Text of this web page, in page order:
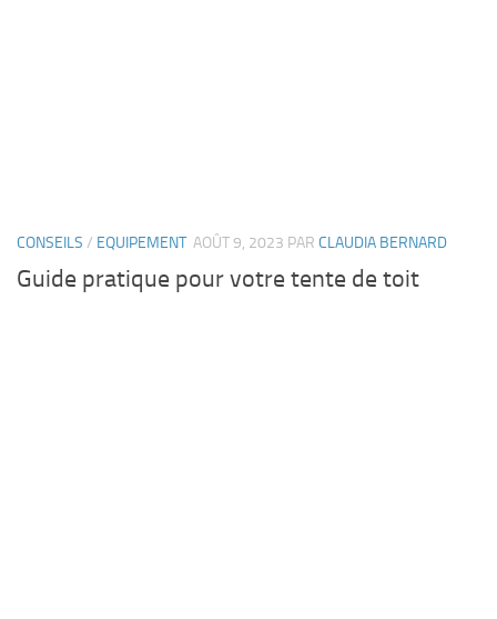
CONSEILS / EQUIPEMENT AOÛT 9, 2023 PAR CLAUDIA BERNARD
Guide pratique pour votre tente de toit